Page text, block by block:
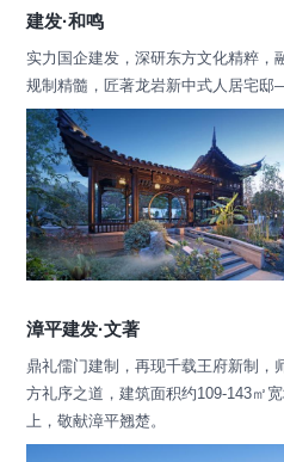
建发·和鸣
实力国企建发，深研东方文化精粹，
规制精髓，匠著龙岩新中式人居宅邸—
漳平建发·文著
鼎礼儒门建制，再现千载王府新制，
方礼序之道，建筑面积约109-143㎡
上，敬献漳平翘楚。